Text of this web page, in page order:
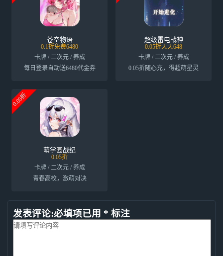
苍空物语
0.1折免费6480
卡牌 / 二次元 / 养成
每日登录自动送6480代金券
超级雷电战神
0.05折天天648
卡牌 / 二次元 / 养成
0.05折随心充，得超萌星灵
0.05折
萌学园战纪
0.05折
卡牌 / 二次元 / 养成
青春高校，激萌对决
发表评论:必填项已用 * 标注